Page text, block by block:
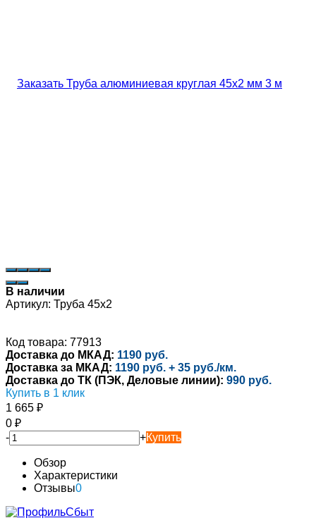
В наличии
Артикул: Труба 45х2
Код товара: 77913
Доставка до МКАД: 1190 руб.
Доставка за МКАД: 1190 руб. + 35 руб./км.
Доставка до ТК (ПЭК, Деловые линии): 990 руб.
Купить в 1 клик
1 665 ₽
0 ₽
-
+Купить
Обзор
Характеристики
Отзывы0